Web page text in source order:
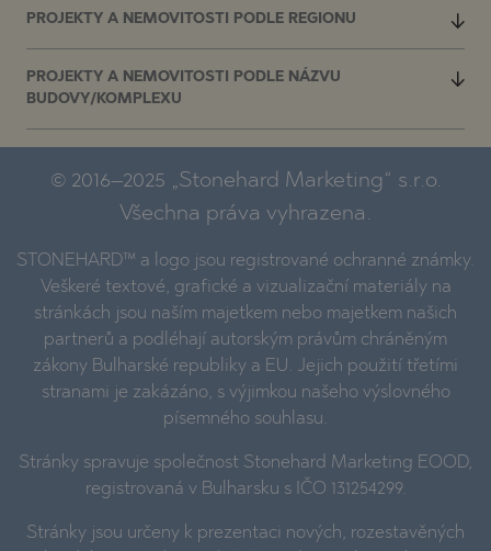
PROJEKTY A NEMOVITOSTI PODLE REGIONU
PROJEKTY A NEMOVITOSTI PODLE NÁZVU
BUDOVY/KOMPLEXU
© 2016–2025 „Stonehard Marketing“ s.r.o.
Všechna práva vyhrazena.
STONEHARD™ a logo jsou registrované ochranné známky.
Veškeré textové, grafické a vizualizační materiály na
stránkách jsou naším majetkem nebo majetkem našich
partnerů a podléhají autorským právům chráněným
zákony Bulharské republiky a EU. Jejich použití třetími
stranami je zakázáno, s výjimkou našeho výslovného
písemného souhlasu.
Stránky spravuje společnost Stonehard Marketing EOOD,
registrovaná v Bulharsku s IČO 131254299.
Stránky jsou určeny k prezentaci nových, rozestavěných